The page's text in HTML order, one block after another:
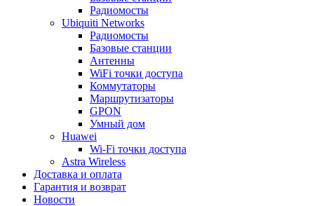
Радиомосты
Ubiquiti Networks
Радиомосты
Базовые станции
Антенны
WiFi точки доступа
Коммутаторы
Маршрутизаторы
GPON
Умный дом
Huawei
Wi-Fi точки доступа
Astra Wireless
Доставка и оплата
Гарантия и возврат
Новости